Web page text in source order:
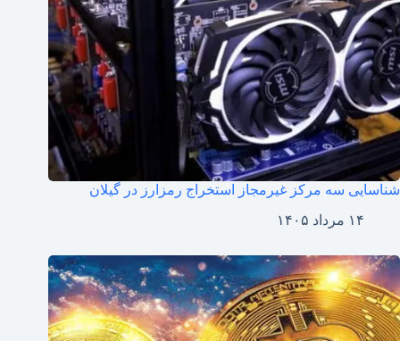
شناسایی سه مرکز غیرمجاز استخراج رمزارز در گیلان
۱۴ مرداد ۱۴۰۵